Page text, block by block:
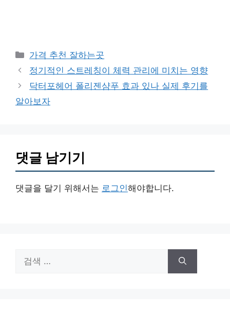
카
테
리
가격 추천 잘하는곳
정기적인 스트레칭이 체력 관리에 미치는 영향
닥터포헤어 폴리젠샴푸 효과 있나 실제 후기를
알아보자
댓글 남기기
댓글을 달기 위해서는 로그인해야합니다.
색: